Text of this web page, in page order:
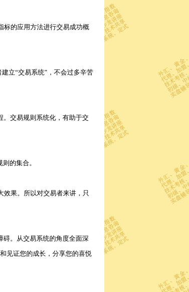
的应用方法进行交易成功概
立“交易系统”，不会过多辛苦
交易规则系统化，有助于交
的集合。
果。所以对交易者来讲，只
。从交易系统的角度全面深
见证您的成长，分享您的喜悦